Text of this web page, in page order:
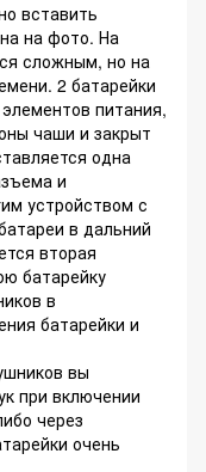
вставить
на фото. На
сложным, но на
2 батарейки
питания,
чаши и закрыт
одна
и
устройством с
в дальний
вторая
батарейку
в
батарейки и
вы
при включении
через
очень